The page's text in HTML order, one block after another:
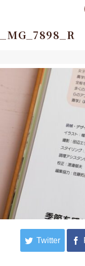
_MG_7898_R